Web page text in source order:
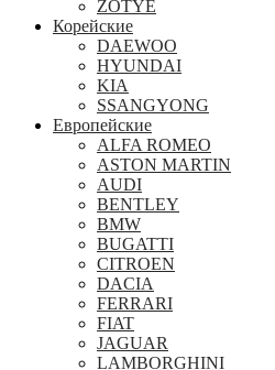
ZOTYE
Корейские
DAEWOO
HYUNDAI
KIA
SSANGYONG
Европейские
ALFA ROMEO
ASTON MARTIN
AUDI
BENTLEY
BMW
BUGATTI
CITROEN
DACIA
FERRARI
FIAT
JAGUAR
LAMBORGHINI